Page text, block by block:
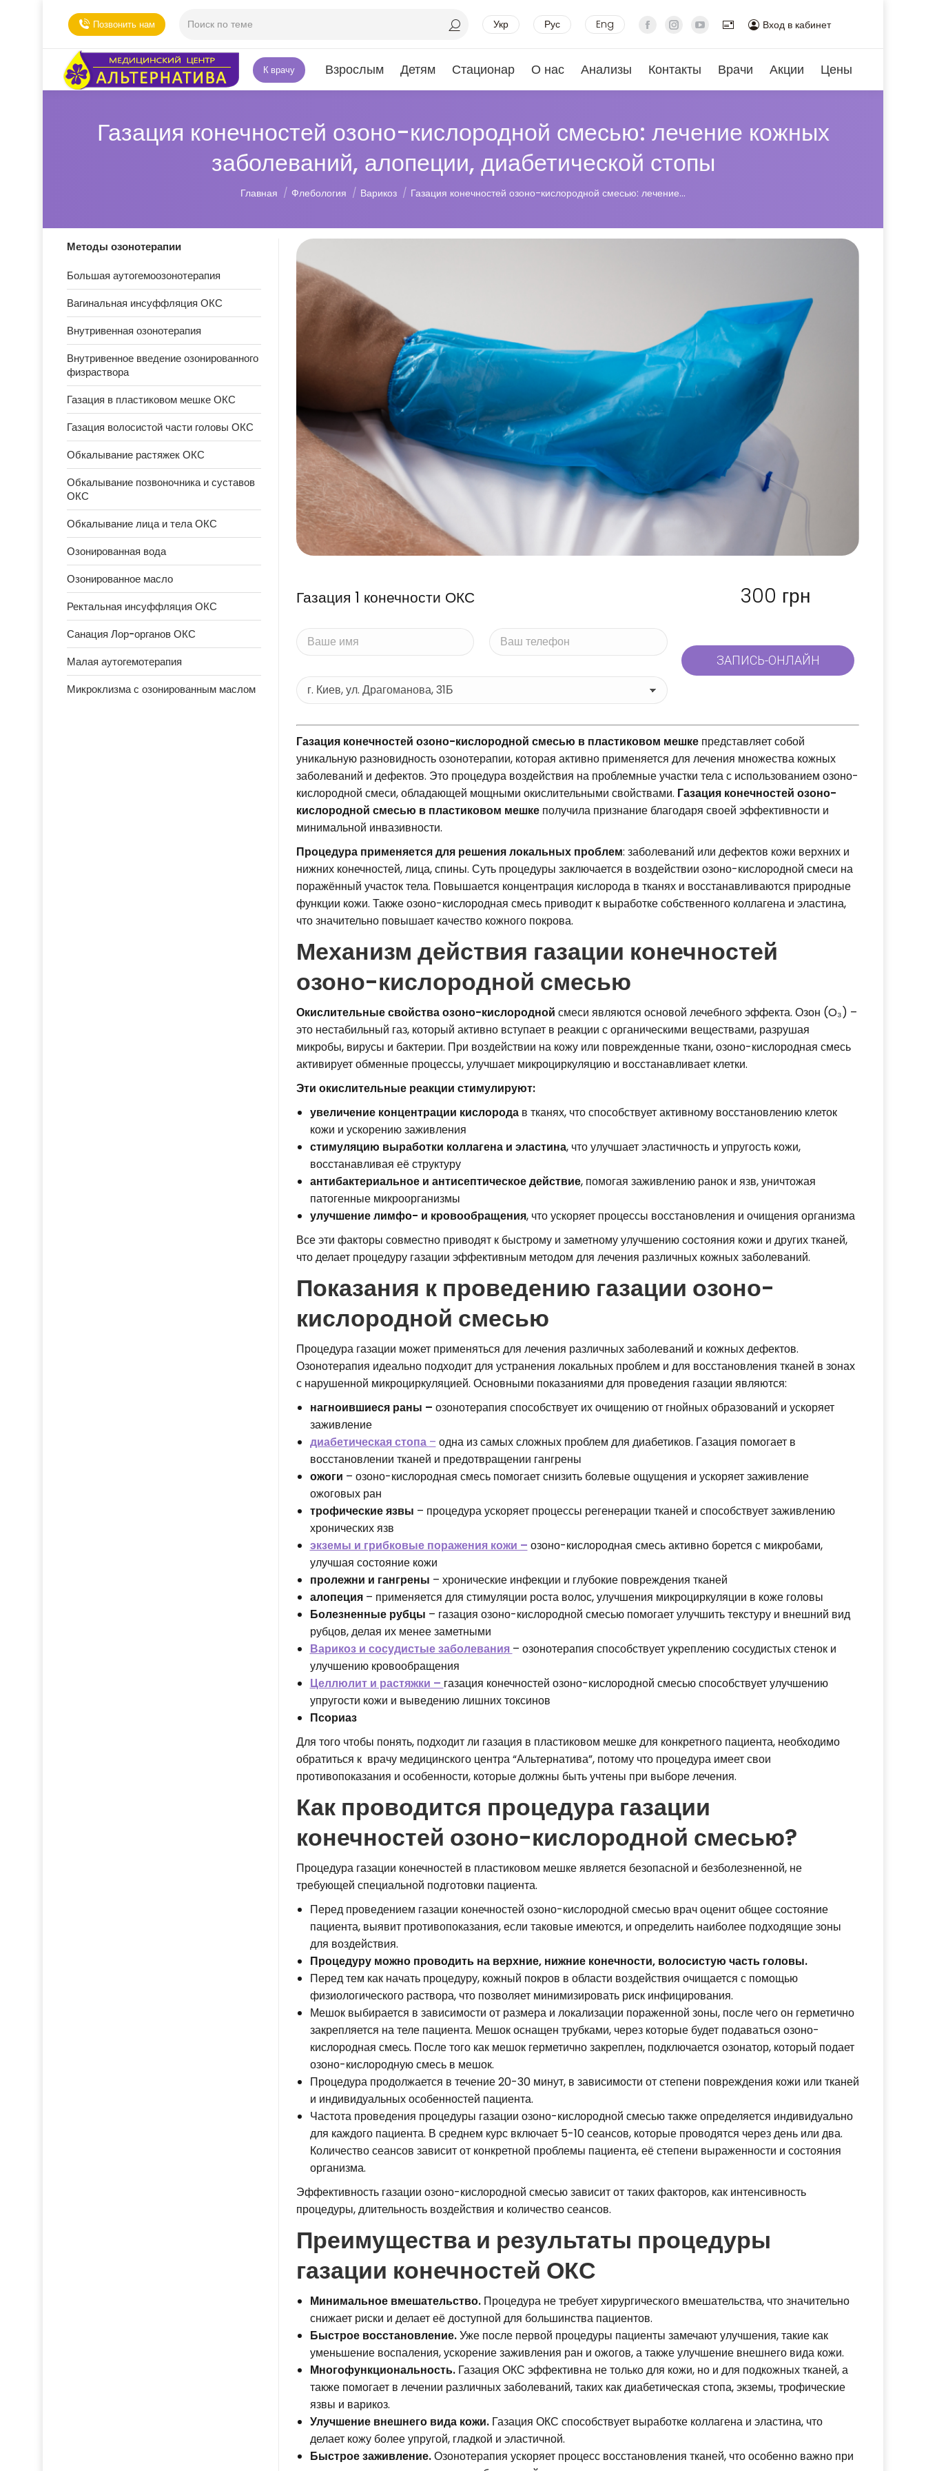
Позвонить нам Укр Рус Eng Вход в кабинет
Взрослым Детям Стационар О нас Анализы Контакты Врачи Акции Цены
К врачу
Газация конечностей озоно-кислородной смесью: лечение кожных
заболеваний, алопеции, диабетической стопы
Вы здесь:
Главная Флебология Варикоз Газация конечностей озоно-кислородной смесью: лечение…
Газация 1 конечности ОКС 300 грн
Газация конечностей озоно-кислородной смесью в пластиковом мешкепредставляет собой
уникальную разновидность озонотерапии, которая активно применяется для лечения множества кожных
заболеваний и дефектов. Это процедура воздействия на проблемные участки тела с использованием озоно-
кислородной смеси, обладающей мощными окислительными свойствами. Газация конечностей озоно-
кислородной смесью в пластиковом мешкеполучила признание благодаря своей эффективности и
минимальной инвазивности.
Процедура применяется для решения локальных проблем: заболеваний или дефектов кожи верхних и
нижних конечностей, лица, спины. Суть процедуры заключается в воздействии озоно-кислородной смеси на
поражённый участок тела. Повышается концентрация кислорода в тканях и восстанавливаются природные
функции кожи. Также озоно-кислородная смесь приводит к выработке собственного коллагена и эластина,
что значительно повышает качество кожного покрова.
Механизм действия газации конечностей
озоно-кислородной смесью
Окислительные свойства озоно-кислородной смеси являются основой лечебного эффекта. Озон (O₃) –
это нестабильный газ, который активно вступает в реакции с органическими веществами, разрушая
микробы, вирусы и бактерии. При воздействии на кожу или поврежденные ткани, озоно-кислородная смесь
активирует обменные процессы, улучшает микроциркуляцию и восстанавливает клетки.
Эти окислительные реакции стимулируют:
увеличение концентрации кислородав тканях, что способствует активному восстановлению клеток
кожи и ускорению заживления
стимуляцию выработки коллагена и эластина, что улучшает эластичность и упругость кожи,
восстанавливая её структуру
антибактериальное и антисептическое действие, помогая заживлению ранок и язв, уничтожая
патогенные микроорганизмы
улучшение лимфо- и кровообращения, что ускоряет процессы восстановления и очищения организма
Все эти факторы совместно приводят к быстрому и заметному улучшению состояния кожи и других тканей,
что делает процедуру газации эффективным методом для лечения различных кожных заболеваний.
Показания к проведению газации озоно-
кислородной смесью
Процедура газации может применяться для лечения различных заболеваний и кожных дефектов.
Озонотерапия идеально подходит для устранения локальных проблем и для восстановления тканей в зонах
с нарушенной микроциркуляцией. Основными показаниями для проведения газации являются:
нагноившиеся раны – озонотерапия способствует их очищению от гнойных образований и ускоряет
заживление
диабетическая стопа – одна из самых сложных проблем для диабетиков. Газация помогает в
восстановлении тканей и предотвращении гангрены
ожоги – озоно-кислородная смесь помогает снизить болевые ощущения и ускоряет заживление
ожоговых ран
трофические язвы – процедура ускоряет процессы регенерации тканей и способствует заживлению
хронических язв
экземы и грибковые поражения кожи – озоно-кислородная смесь активно борется с микробами,
улучшая состояние кожи
пролежни и гангрены – хронические инфекции и глубокие повреждения тканей
алопеция – применяется для стимуляции роста волос, улучшения микроциркуляции в коже головы
Болезненные рубцы – газация озоно-кислородной смесью помогает улучшить текстуру и внешний вид
рубцов, делая их менее заметными
Варикоз и сосудистые заболевания – озонотерапия способствует укреплению сосудистых стенок и
улучшению кровообращения
Целлюлит и растяжки – газация конечностей озоно-кислородной смесью способствует улучшению
упругости кожи и выведению лишних токсинов
Псориаз
Для того чтобы понять, подходит ли газация в пластиковом мешке для конкретного пациента, необходимо
обратиться к врачу медицинского центра “Альтернатива”, потому что процедура имеет свои
противопоказания и особенности, которые должны быть учтены при выборе лечения.
Как проводится процедура газации
конечностей озоно-кислородной смесью?
Процедура газации конечностей в пластиковом мешке является безопасной и безболезненной, не
требующей специальной подготовки пациента.
Перед проведением газации конечностей озоно-кислородной смесью врач оценит общее состояние
пациента, выявит противопоказания, если таковые имеются, и определить наиболее подходящие зоны
для воздействия.
Процедуру можно проводить на верхние, нижние конечности, волосистую часть головы.
Перед тем как начать процедуру, кожный покров в области воздействия очищается с помощью
физиологического раствора, что позволяет минимизировать риск инфицирования.
Мешок выбирается в зависимости от размера и локализации пораженной зоны, после чего он герметично
закрепляется на теле пациента. Мешок оснащен трубками, через которые будет подаваться озоно-
кислородная смесь. После того как мешок герметично закреплен, подключается озонатор, который подает
озоно-кислородную смесь в мешок.
Процедура продолжается в течение 20-30 минут, в зависимости от степени повреждения кожи или тканей
и индивидуальных особенностей пациента.
Частота проведения процедуры газации озоно-кислородной смесью также определяется индивидуально
для каждого пациента. В среднем курс включает 5-10 сеансов, которые проводятся через день или два.
Количество сеансов зависит от конкретной проблемы пациента, её степени выраженности и состояния
организма.
Эффективность газации озоно-кислородной смесью зависит от таких факторов, как интенсивность
процедуры, длительность воздействия и количество сеансов.
Преимущества и результаты процедуры
газации конечностей ОКС
Минимальное вмешательство.Процедура не требует хирургического вмешательства, что значительно
снижает риски и делает её доступной для большинства пациентов.
Быстрое восстановление.Уже после первой процедуры пациенты замечают улучшения, такие как
уменьшение воспаления, ускорение заживления ран и ожогов, а также улучшение внешнего вида кожи.
Многофункциональность. Газация ОКС эффективна не только для кожи, но и для подкожных тканей, а
также помогает в лечении различных заболеваний, таких как диабетическая стопа, экземы, трофические
язвы и варикоз.
Улучшение внешнего вида кожи.Газация ОКС способствует выработке коллагена и эластина, что
делает кожу более упругой, гладкой и эластичной.
Быстрое заживление.Озонотерапия ускоряет процесс восстановления тканей, что особенно важно при
Методы озонотерапии
Большая аутогемоозонотерапия
Вагинальная инсуффляция ОКС
Внутривенная озонотерапия
Внутривенное введение озонированного
физраствора
Газация в пластиковом мешке ОКС
Газация волосистой части головы ОКС
Обкалывание растяжек ОКС
Обкалывание позвоночника и суставов
ОКС
Обкалывание лица и тела ОКС
Озонированная вода
Озонированное масло
Ректальная инсуффляция ОКС
Санация Лор-органов ОКС
Малая аутогемотерапия
Микроклизма с озонированным маслом